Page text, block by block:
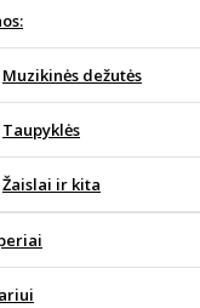
Muzikinės dežutės
Taupyklės
Žaislai ir kita